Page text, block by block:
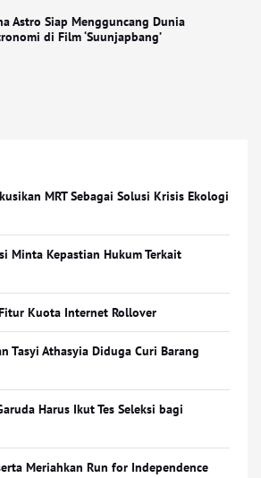
Astro Siap Mengguncang Dunia
di Film ‘Suunjapbang’
MRT Sebagai Solusi Krisis Ekologi
Minta Kepastian Hukum Terkait
Kuota Internet Rollover
Tasyi Athasyia Diduga Curi Barang
Harus Ikut Tes Seleksi bagi
Meriahkan Run for Independence